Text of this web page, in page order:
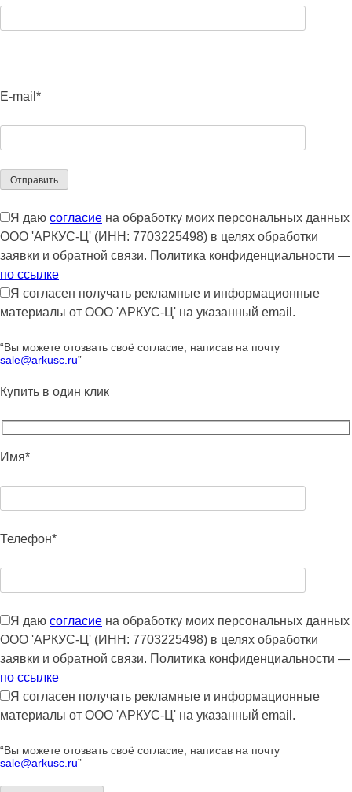
E-mail*
Я даю согласие на обработку моих персональных данных
ООО 'АРКУС-Ц' (ИНН: 7703225498) в целях обработки
заявки и обратной связи. Политика конфиденциальности —
по ссылке
Я согласен получать рекламные и информационные
материалы от ООО 'АРКУС-Ц' на указанный email.
“Вы можете отозвать своё согласие, написав на почту
sale@arkusc.ru”
Купить в один клик
Имя*
Телефон*
Я даю согласие на обработку моих персональных данных
ООО 'АРКУС-Ц' (ИНН: 7703225498) в целях обработки
заявки и обратной связи. Политика конфиденциальности —
по ссылке
Я согласен получать рекламные и информационные
материалы от ООО 'АРКУС-Ц' на указанный email.
“Вы можете отозвать своё согласие, написав на почту
sale@arkusc.ru”